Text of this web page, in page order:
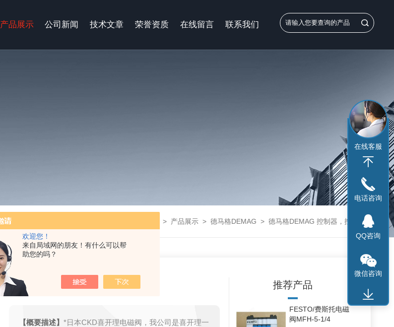
欢迎您！
来自局域网的朋友！有什么可以帮
助您的吗？
产品展示 公司新闻 技术文章 荣誉资质 在线留言 联系我们
> 产品展示 > 德马格DEMAG > 德马格DEMAG 控制器，控制面板 >
*日本CKD喜开理电磁阀
【概要描述】 *日本CKD喜开理电磁阀，我公司是喜开理一
推荐产品
FESTO/费斯托电磁
阀MFH-5-1/4
在线客服
电话咨询
QQ咨询
微信咨询